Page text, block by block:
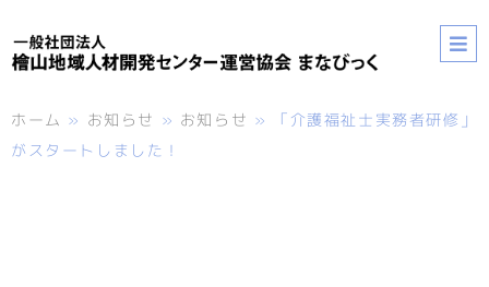
ホーム » お知らせ » お知らせ »
「介護福祉士実務者研修」
がスタートしました！